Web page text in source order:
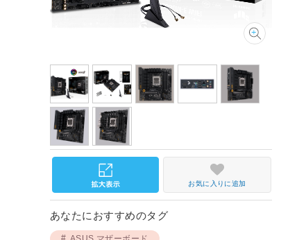
お気に入りに追加
あなたにおすすめのタグ